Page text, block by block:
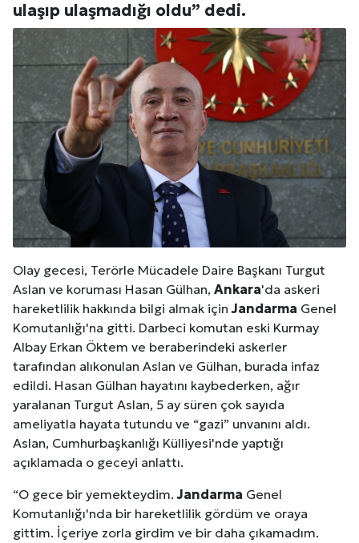
ulaşıp ulaşmadığı oldu” dedi.
Olay gecesi, Terörle Mücadele Daire Başkanı Turgut
Aslan ve koruması Hasan Gülhan, Ankara'da askeri
hareketlilik hakkında bilgi almak içinJandarma Genel
Komutanlığı'na gitti. Darbeci komutan eski Kurmay
Albay Erkan Öktem ve beraberindeki askerler
tarafından alıkonulan Aslan ve Gülhan, burada infaz
edildi. Hasan Gülhan hayatını kaybederken, ağır
yaralanan Turgut Aslan, 5 ay süren çok sayıda
ameliyatla hayata tutundu ve “gazi” unvanını aldı.
Aslan, Cumhurbaşkanlığı Külliyesi'nde yaptığı
açıklamada o geceyi anlattı.
“O gece bir yemekteydim.Jandarma Genel
Komutanlığı'nda bir hareketlilik gördüm ve oraya
gittim. İçeriye zorla girdim ve bir daha çıkamadım.